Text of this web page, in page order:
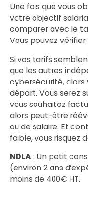
Une fois que vous
votre objectif
comparer avec le
Vous pouvez vérifier
Si vos tarifs
que les autres
cybersécurité, alors
départ. Vous serez
vous souhaitez
alors peut-être
ou de salaire. Et
faible, vous risquez
NDLA: Un petit
(environ 2 ans
moins de 400€ HT.